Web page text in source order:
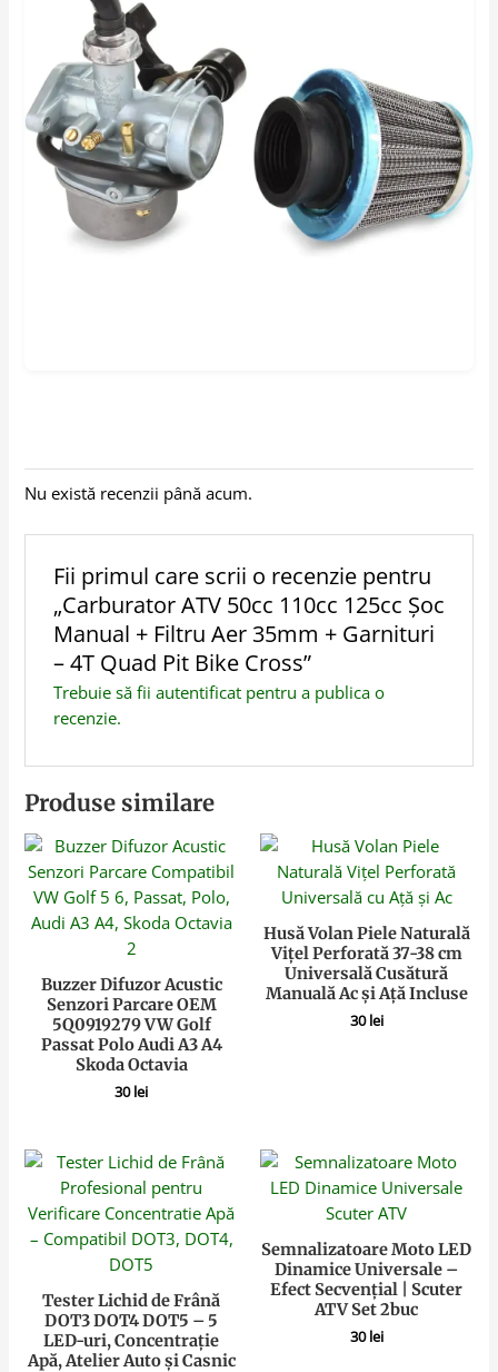
Nu există recenzii până acum.
Fii primul care scrii o recenzie pentru
„Carburator ATV 50cc 110cc 125cc Șoc
Manual + Filtru Aer 35mm + Garnituri
– 4T Quad Pit Bike Cross”
Trebuie să fii autentificatpentru a publica o
recenzie.
Produse similare
Buzzer Difuzor Acustic
Senzori Parcare OEM
5Q0919279 VW Golf
Passat Polo Audi A3 A4
Skoda Octavia
30lei
Husă Volan Piele Naturală
Vițel Perforată 37-38 cm
Universală Cusătură
Manuală Ac și Ață Incluse
30lei
Tester Lichid de Frână
DOT3 DOT4 DOT5 – 5
LED-uri, Concentrație
Apă, Atelier Auto și Casnic
Semnalizatoare Moto LED
Dinamice Universale –
Efect Secvențial | Scuter
ATV Set 2buc
30lei